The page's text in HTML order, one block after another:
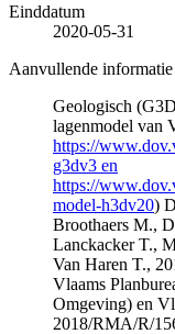
Einddatum
2020-05-31
Aanvullende informatie
Geologisch
lagenmodel van
https://
g3dv3 en
https://
model-h3dv20)
Broothaers M.,
Lanckacker T.,
Van Haren T.,
Vlaams
Omgeving) en
2018/RMA/R/